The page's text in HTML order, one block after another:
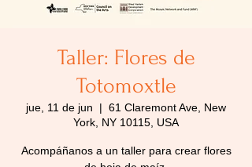
Taller: Flores de
Totomoxtle
jue, 11 de jun
  |
61 Claremont Ave, New
York, NY 10115, USA
Acompáñanos a un taller para crear flores